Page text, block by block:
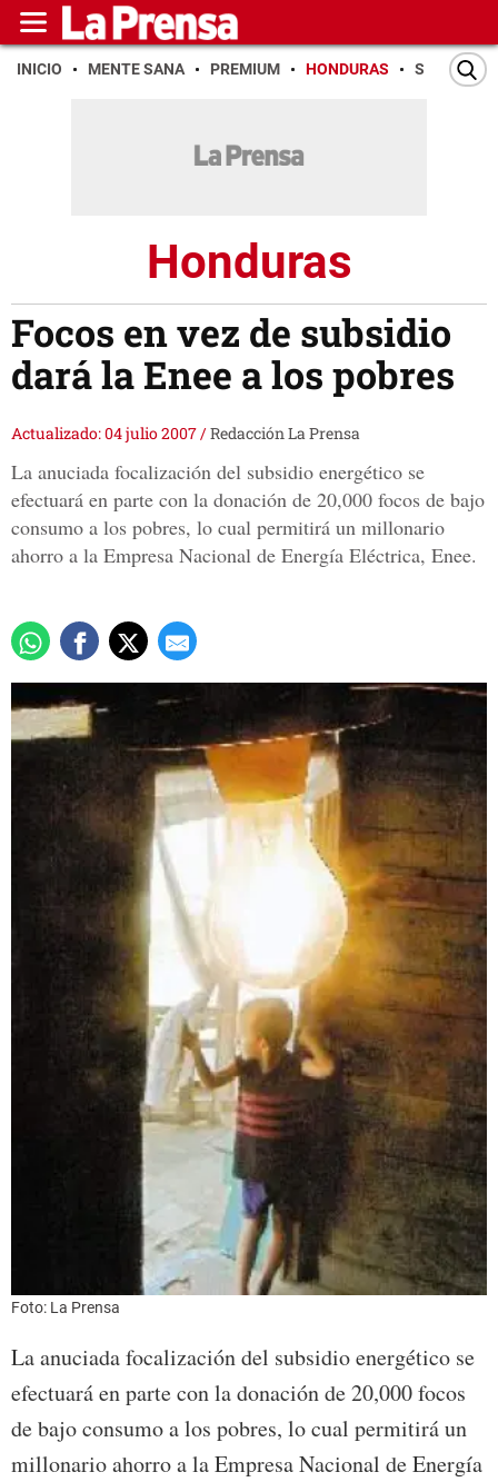
INICIO MENTE SANA PREMIUM HONDURAS SAN PEDRO
Honduras
Focos en vez de subsidio
dará la Enee a los pobres
Actualizado: 04 julio 2007/Redacción La Prensa
La anuciada focalización del subsidio energético se
efectuará en parte con la donación de 20,000 focos de bajo
consumo a los pobres, lo cual permitirá un millonario
ahorro a la Empresa Nacional de Energía Eléctrica, Enee.
Foto: La Prensa
La anuciada focalización del subsidio energético se
efectuará en parte con la donación de 20,000 focos
de bajo consumo a los pobres, lo cual permitirá un
millonario ahorro a la Empresa Nacional de Energía